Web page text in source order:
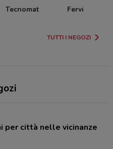
Tecnomat Fervi
TUTTI I NEGOZI
per città nelle vicinanze